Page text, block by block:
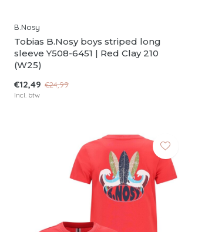
B.Nosy
Tobias B.Nosy boys striped long
sleeve Y508-6451 | Red Clay 210
(W25)
€12,49 €24,99
Incl. btw